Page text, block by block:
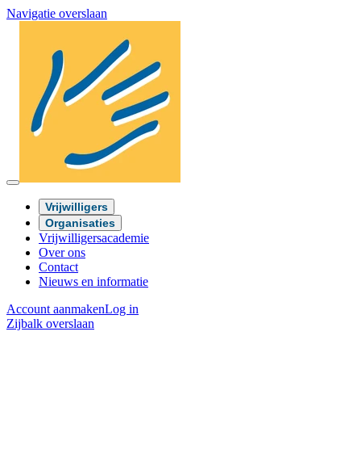
Navigatie overslaan
Vrijwilligers
Organisaties
Vrijwilligersacademie
Over ons
Contact
Nieuws en informatie
Account aanmakenLog in
Zijbalk overslaan